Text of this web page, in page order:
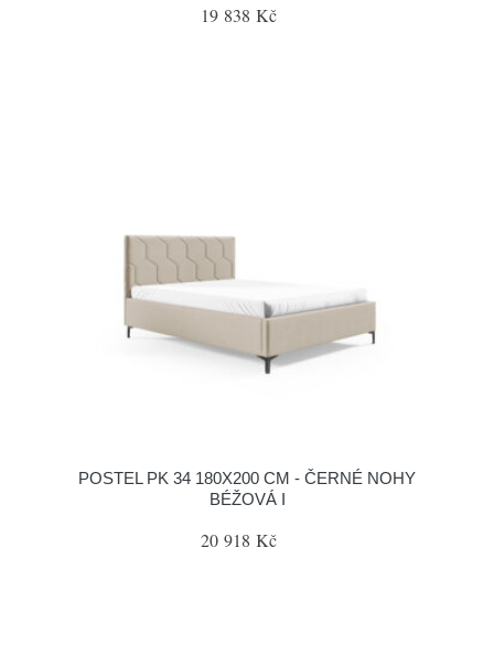
19 838 Kč
POSTEL PK 34 180X200 CM - ČERNÉ NOHY
BÉŽOVÁ I
20 918 Kč